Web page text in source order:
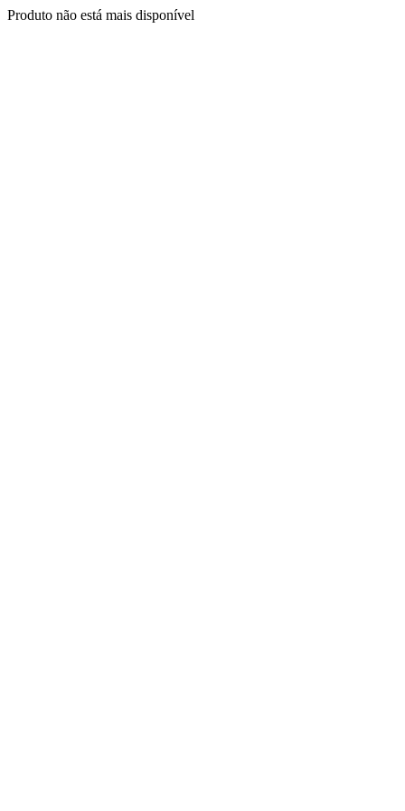
Produto não está mais disponível